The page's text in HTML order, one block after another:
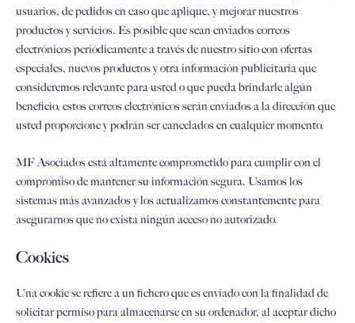
usuarios, de pedidos en caso que aplique, y mejorar nuestros
productos y servicios. Es posible que sean enviados correos
electrónicos periódicamente a través de nuestro sitio con ofertas
especiales, nuevos productos y otra información publicitaria que
consideremos relevante para usted o que pueda brindarle algún
beneficio, estos correos electrónicos serán enviados a la dirección que
usted proporcione y podrán ser cancelados en cualquier momento.
MF Asociados está altamente comprometido para cumplir con el
compromiso de mantener su información segura. Usamos los
sistemas más avanzados y los actualizamos constantemente para
asegurarnos que no exista ningún acceso no autorizado.
Cookies
Una cookie se refiere a un fichero que es enviado con la finalidad de
solicitar permiso para almacenarse en su ordenador, al aceptar dicho